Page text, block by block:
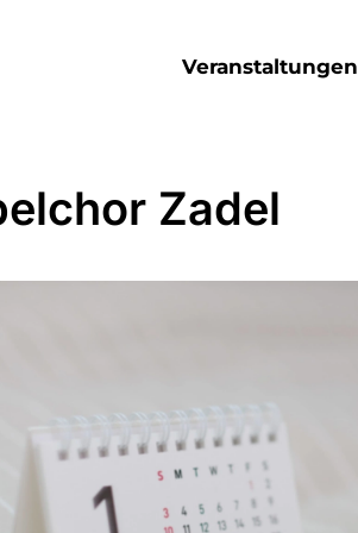
Veranstaltungen
Zadel